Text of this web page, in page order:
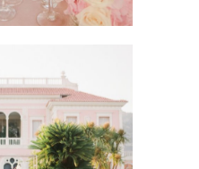
Planner
d'Azur